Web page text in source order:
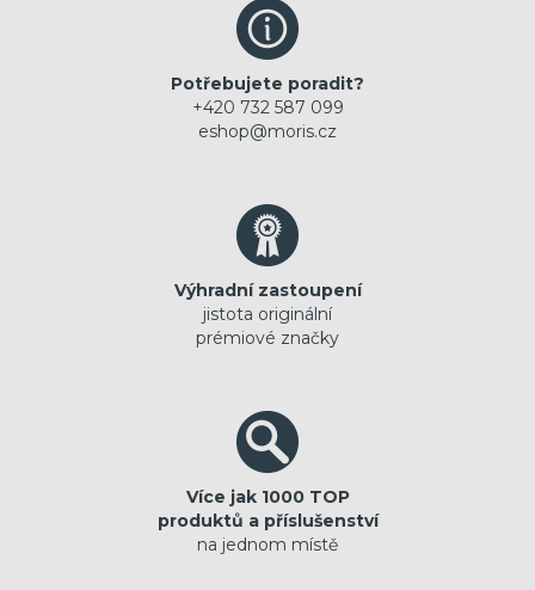
Potřebujete poradit?
+420 732 587 099
eshop@moris.cz
Výhradní zastoupení
jistota originální
prémiové značky
Více jak 1000 TOP
produktů a příslušenství
na jednom místě